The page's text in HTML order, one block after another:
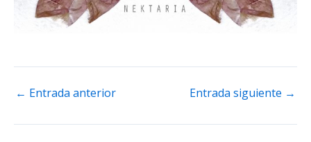
← Entrada anterior Entrada siguiente →